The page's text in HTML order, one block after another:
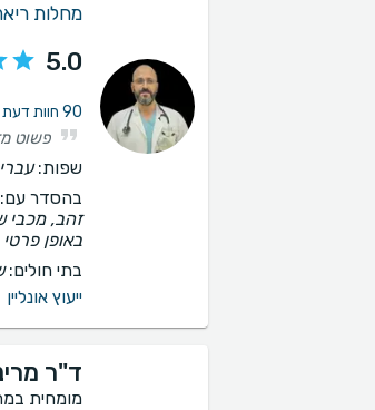
מחלות
5.0
90 חוות דעת על מחלות ריאה
שפות:
בהסדר
זהב, מכבי
באופן פרטי
בתי חולים:
ייעוץ אונליין
ד"ר
מומחית